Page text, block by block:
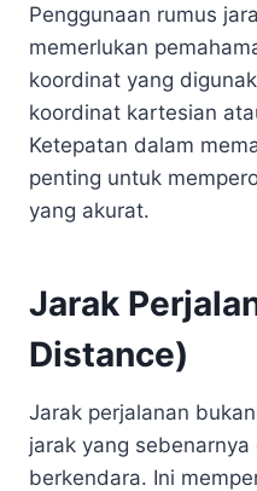
Penggunaan rumus
memerlukan
koordinat yang
koordinat kartesian
Ketepatan dalam
penting untuk
yang akurat.
Jarak
Distance)
Jarak perjalanan
jarak yang
berkendara. Ini